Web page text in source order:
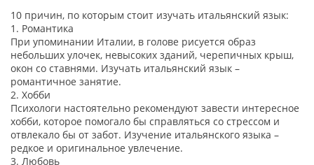
10 причин, по которым стоит изучать итальянский язык:
1. Романтика
При упоминании Италии, в голове рисуется образ
небольших улочек, невысоких зданий, черепичных крыш,
окон со ставнями. Изучать итальянский язык –
романтичное занятие.
2. Хобби
Психологи настоятельно рекомендуют завести интересное
хобби, которое помогало бы справляться со стрессом и
отвлекало бы от забот. Изучение итальянского языка –
редкое и оригинальное увлечение.
3. Любовь